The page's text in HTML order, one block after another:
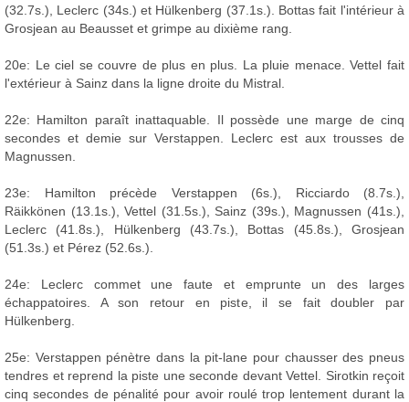
(32.7s.), Leclerc (34s.) et Hülkenberg (37.1s.). Bottas fait l'intérieur à
Grosjean au Beausset et grimpe au dixième rang.
20e: Le ciel se couvre de plus en plus. La pluie menace. Vettel fait
l'extérieur à Sainz dans la ligne droite du Mistral.
22e: Hamilton paraît inattaquable. Il possède une marge de cinq
secondes et demie sur Verstappen. Leclerc est aux trousses de
Magnussen.
23e: Hamilton précède Verstappen (6s.), Ricciardo (8.7s.),
Räikkönen (13.1s.), Vettel (31.5s.), Sainz (39s.), Magnussen (41s.),
Leclerc (41.8s.), Hülkenberg (43.7s.), Bottas (45.8s.), Grosjean
(51.3s.) et Pérez (52.6s.).
24e: Leclerc commet une faute et emprunte un des larges
échappatoires. A son retour en piste, il se fait doubler par
Hülkenberg.
25e: Verstappen pénètre dans la pit-lane pour chausser des pneus
tendres et reprend la piste une seconde devant Vettel. Sirotkin reçoit
cinq secondes de pénalité pour avoir roulé trop lentement durant la